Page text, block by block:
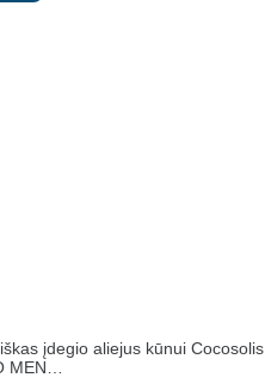
įdegio aliejus kūnui Cocosolis
MEN…